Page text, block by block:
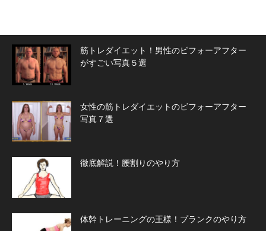
筋トレダイエット！男性のビフォーアフター
がすごい写真５選
女性の筋トレダイエットのビフォーアフター
写真７選
徹底解説！腰割りのやり方
体幹トレーニングの王様！プランクのやり方